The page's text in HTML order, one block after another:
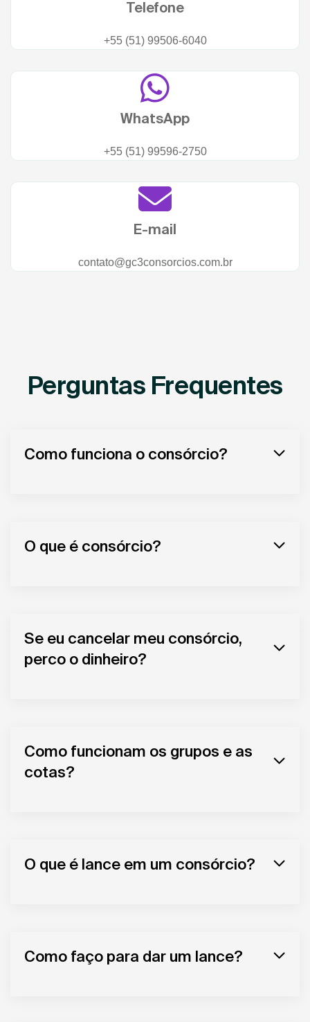
Telefone
+55 (51) 99506-6040
WhatsApp
+55 (51) 99596-2750
E-mail
contato@gc3consorcios.com.br
Perguntas Frequentes
Como funciona o consórcio?
O que é consórcio?
Se eu cancelar meu consórcio,
perco o dinheiro?
Como funcionam os grupos e as
cotas?
O que é lance em um consórcio?
Como faço para dar um lance?